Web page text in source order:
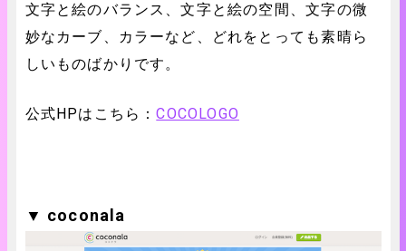
文字と絵のバランス、文字と絵の空間、文字の微
妙なカーブ、カラーなど、どれをとっても素晴ら
しいものばかりです。
公式HPはこちら：COCOLOGO
▼ coconala